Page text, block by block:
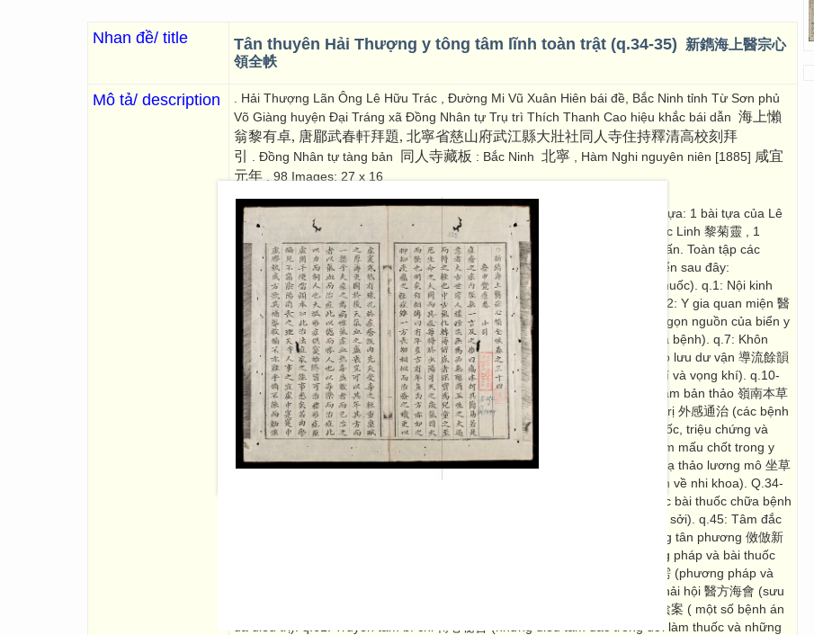
Nhan đề/ title Tân thuyên Hải Thượng y tông tâm lĩnh toàn trật (q.34-35)
新鐫海上醫宗心
領全帙
Mô tả/ description
. Hải Thượng Lãn Ông Lê Hữu Trác , Đường Mi Vũ Xuân Hiên bái đề, Bắc Ninh tỉnh Từ Sơn phủ
Võ Giàng huyện Đại Tráng xã Đồng Nhân tự Trụ trì Thích Thanh Cao hiệu khắc bái dẫn 海上懶
翁黎有卓, 唐郿武春軒拜題, 北寧省慈山府武江縣大壯社同人寺住持釋清高校刻拜
引
. Đồng Nhân tự tàng bản 同人寺藏板 : Bắc Ninh 北寧 , Hàm Nghi nguyên niên [1885] 咸宜
元年 . 98 Images; 27 x 16
Tổng bộ sách gồm 61 quyển, cộng Quyển thủ 卷首 và Quyển vĩ 卷尾. 2 bài tựa: 1 bài tựa của Lê
Hữu Trác 黎有卓 đề năm Cảnh Hưng Canh Dần (1730), 1 bài tựa của Lê Cúc Linh 黎菊靈 , 1
phàm lệ, 1 mục lục, có nghi lễ tế Tiên sư, văn tế, cáo văn, thơ vịnh, bài Y huấn. Toàn tập các
trước tác y học, triết học, văn học của danh y Lê Hữu Trác, gồm những quyển sau đây:
Q.thủ: Y nghiệp thần chương 醫業神章 (những điều tâm đắc trong đời làm thuốc). q.1: Nội kinh
yếu chỉ 内經要旨 (những nguyên lí về y học như âm dương kinh mạch…). q.2: Y gia quan miện 醫
家冠冕 (các danh y nổi tiếng đời trước). q.3-5: Y hải cầu nguyên 醫海求源 (ngọn nguồn của biển y
học). q.6: Huyễn tẫn phát vi 玄牝發溦 (lí luận về y học và phương pháp chữa bệnh). q.7: Khôn
hóa thái chân 坤化񠈚真 ( lí luận về học và phương pháp chữa bệnh). q.8: Đạo lưu dư vận 導流餘韻
(bàn về y lí, y thuật). q.9: Vận khí bí điển 運氣秘典 (bàn về khái niệm vận khí và vọng khí). q.10-
11: Dược phẩm vựng yếu 藥品彙要 (tính chất các vị thuốc). q.12-13: Lĩnh Nam bản thảo 嶺南本草
(tính chất, công dụng các cây thuốc, vị thuốc Nam). q.14: Ngoại cảm thông trị 外感通治 (các bệnh
về ngoại cảm và cách chữa). q.15-24: Bách bệnh cơ yếu 百病機要 (nguồn gốc, triệu chứng và
phương pháp chữa các bệnh). q.25: Y trung quan kiện 醫中關鍵 (những điểm mấu chốt trong y
học). q.26-27: Phụ đạo xán nhiên 婦道燦然(tác phẩm về phụ khoa). q.28: Toạ thảo lương mô 坐草
良模 (điều cốt yếu về sinh đẻ). q.19-33: Ấu ấu tu tri 幼幼須知 (chữa các bệnh về nhi khoa). Q.34-
43: Mộng trung giác đậu 夢中覺痘 ( triệu chứng, phương pháp điều trị và các bài thuốc chữa bệnh
đậu mùa). q.44: Ma chẩn chuẩn thằng 麻疹準繩 (phương pháp điều trị bệnh sởi). q.45: Tâm đắc
thần phương 心得神方 (những bài thuốc kinh nghiệm hay). Q.46: Hiệu phỏng tân phương 傚倣新
方 (những bài thuốc mới). q.47-49: Bách gia trân tàng 百家珍藏 (các phương pháp và bài thuốc
chữa bệnh của các danh y thời trước). q.50-57: Hành giản trân nhu 行簡珍需 (phương pháp và
những bài thuốc hiệu nghiệm chữa các bệnh thường gặp). q.58: Y phương hải hội 醫方海會 (sưu
tập các bài thuốc chữa bệnh). Q.59: Y dương án 醫陽案 . q.60: Y âm án 醫陰案 ( một số bệnh án
đã điều trị). q.61: Truyền tâm bí chỉ 傳心秘旨 (những điều tâm đắc trong đời làm thuốc và những